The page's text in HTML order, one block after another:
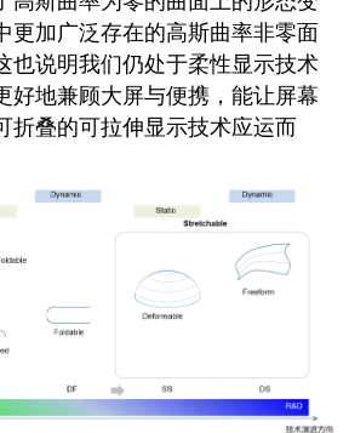
更加广泛存在的高斯曲率非零面
也说明我们仍处于柔性显示技术
好地兼顾大屏与便携，能让屏幕
折叠的可拉伸显示技术应运而